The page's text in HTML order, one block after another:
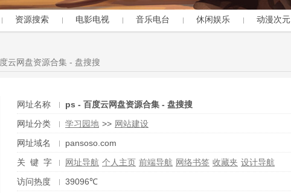
资源搜索 电影电视 音乐电台 休闲娱乐 动漫次元
云网盘资源合集 - 盘搜搜
网址名称
ps - 百度云网盘资源合集 - 盘搜搜
网址分类
学习园地 >> 网站建设
网址域名
pansoso.com
关 键 字
网址导航 个人主页 前端导航 网络书签 收藏夹 设计导航
访问热度
39096℃